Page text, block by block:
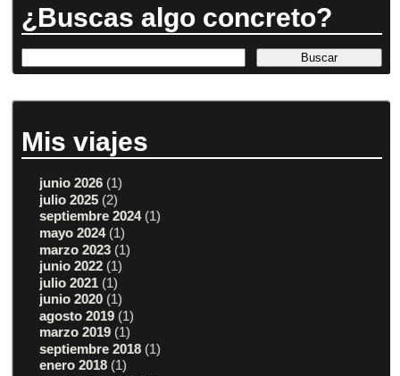
¿Buscas algo concreto?
Mis viajes
junio 2026 (1)
julio 2025 (2)
septiembre 2024(1)
mayo 2024(1)
marzo 2023 (1)
junio 2022 (1)
julio 2021 (1)
junio 2020 (1)
agosto 2019 (1)
marzo 2019 (1)
septiembre 2018 (1)
enero 2018 (1)